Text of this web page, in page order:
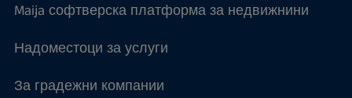
Maija софтверска платформа за недвижнини
Надоместоци за услуги
За градежни компании